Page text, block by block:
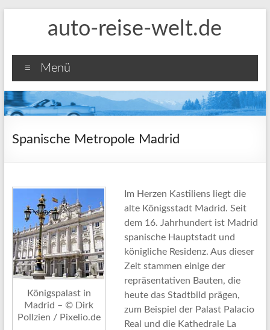
auto-reise-welt.de
Menü
Spanische Metropole Madrid
Königspalast in
Madrid – © Dirk
Pollzien / Pixelio.de
Im Herzen Kastiliens liegt die
alte Königsstadt Madrid. Seit
dem 16. Jahrhundert ist Madrid
spanische Hauptstadt und
königliche Residenz. Aus dieser
Zeit stammen einige der
repräsentativen Bauten, die
heute das Stadtbild prägen,
zum Beispiel der Palast Palacio
Real und die Kathedrale La